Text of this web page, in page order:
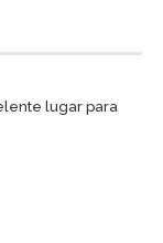
lugar para